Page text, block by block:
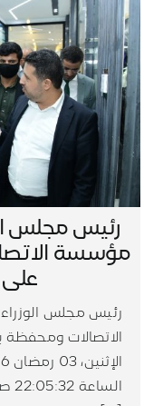
رئيس مجلس
مؤسسة
رئيس مجلس
الاتصالات